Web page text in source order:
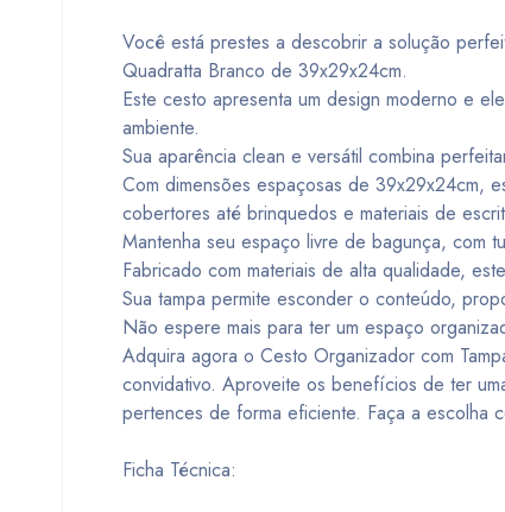
Você está prestes a descobrir a solução
Quadratta Branco de 39x29x24cm.
Este cesto apresenta um design moderno e
ambiente.
Sua aparência clean e versátil combina
Com dimensões espaçosas de 39x29x24cm,
cobertores até brinquedos e materiais de
Mantenha seu espaço livre de bagunça, com
Fabricado com materiais de alta qualidade,
Sua tampa permite esconder o conteúdo,
Não espere mais para ter um espaço
Adquira agora o Cesto Organizador com
convidativo. Aproveite os benefícios de ter
pertences de forma eficiente. Faça a escolha
Ficha Técnica: